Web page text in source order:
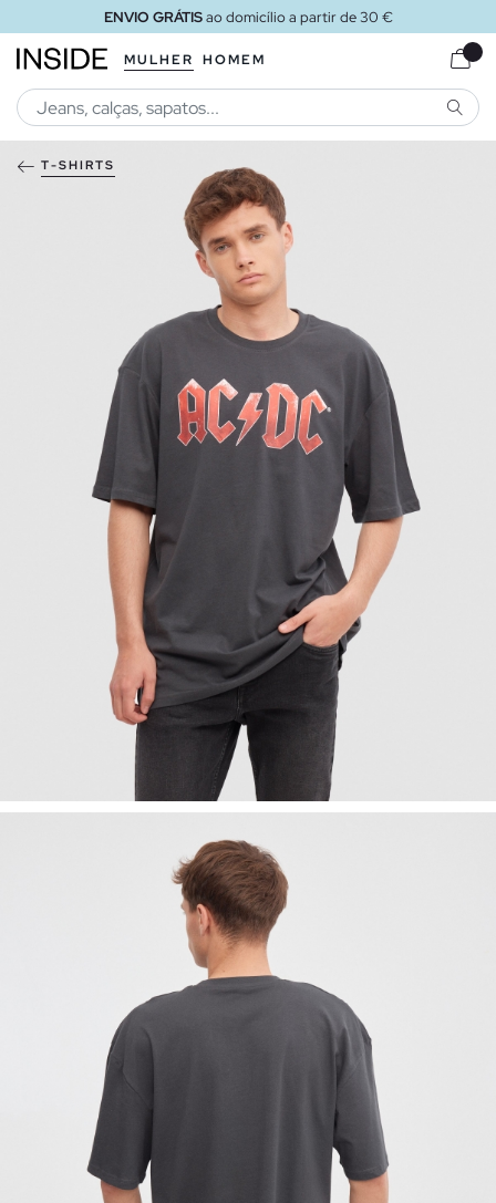
ENVIO GRÁTISao domicílio a partir de 30 €
MULHER HOMEM
T-SHIRTS